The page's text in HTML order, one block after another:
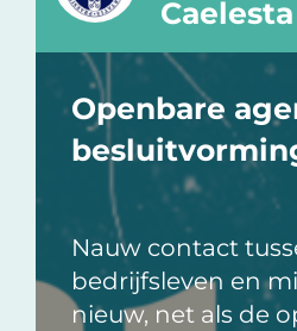
Openbare
Nauw contact
bedrijfsleven en
nieuw, net als de